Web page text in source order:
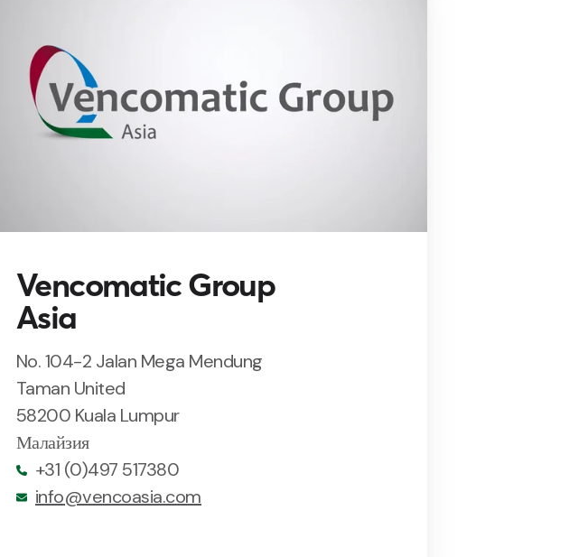
Vencomatic Group
Asia
No. 104-2 Jalan Mega Mendung
Taman United
58200 Kuala Lumpur
Малайзия
+31 (0)497 517380
info@vencoasia.com